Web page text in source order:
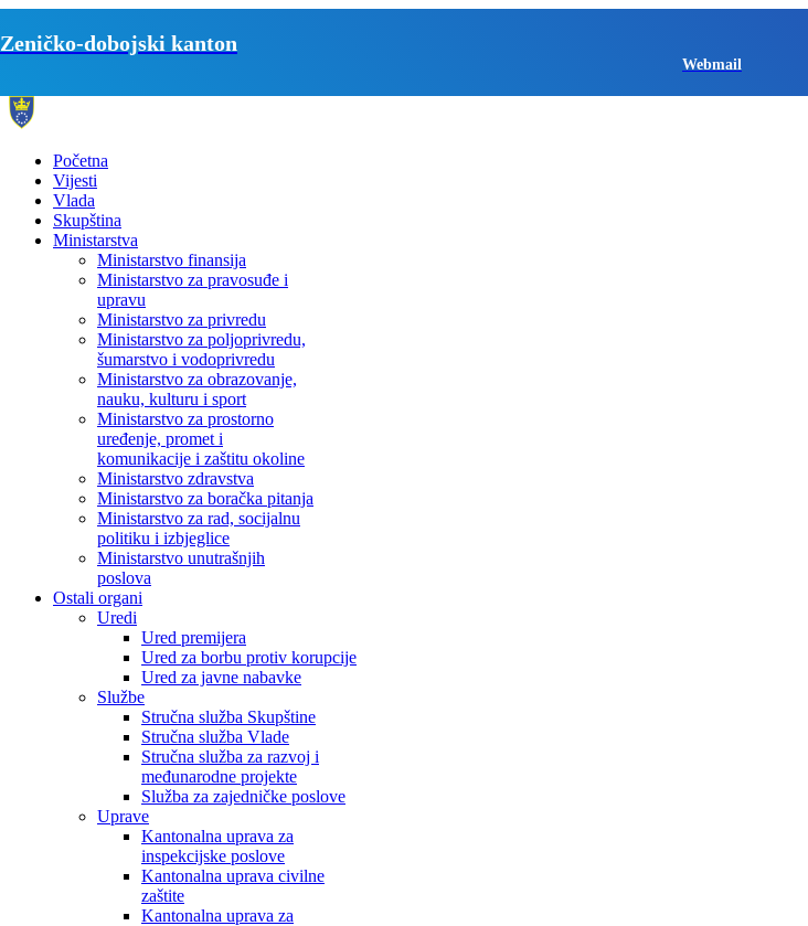
Zeničko-dobojski kanton
Webmail
Početna
Vijesti
Vlada
Skupština
Ministarstva
Ministarstvo finansija
Ministarstvo za pravosuđe i
upravu
Ministarstvo za privredu
Ministarstvo za poljoprivredu,
šumarstvo i vodoprivredu
Ministarstvo za obrazovanje,
nauku, kulturu i sport
Ministarstvo za prostorno
uređenje, promet i
komunikacije i zaštitu okoline
Ministarstvo zdravstva
Ministarstvo za boračka pitanja
Ministarstvo za rad, socijalnu
politiku i izbjeglice
Ministarstvo unutrašnjih
poslova
Ostali organi
Uredi
Ured premijera
Ured za borbu protiv korupcije
Ured za javne nabavke
Službe
Stručna služba Skupštine
Stručna služba Vlade
Stručna služba za razvoj i
međunarodne projekte
Služba za zajedničke poslove
Uprave
Kantonalna uprava za
inspekcijske poslove
Kantonalna uprava civilne
zaštite
Kantonalna uprava za